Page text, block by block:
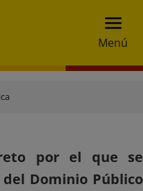
Menú
por el que se
Dominio Público